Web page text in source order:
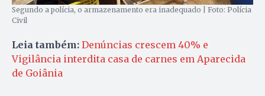
Segundo a polícia, o armazenamento era inadequado | Foto: Polícia
Civil
Leia também: Denúncias crescem 40% e
Vigilância interdita casa de carnes em Aparecida
de Goiânia